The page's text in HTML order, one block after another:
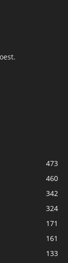
473
460
342
324
171
161
133